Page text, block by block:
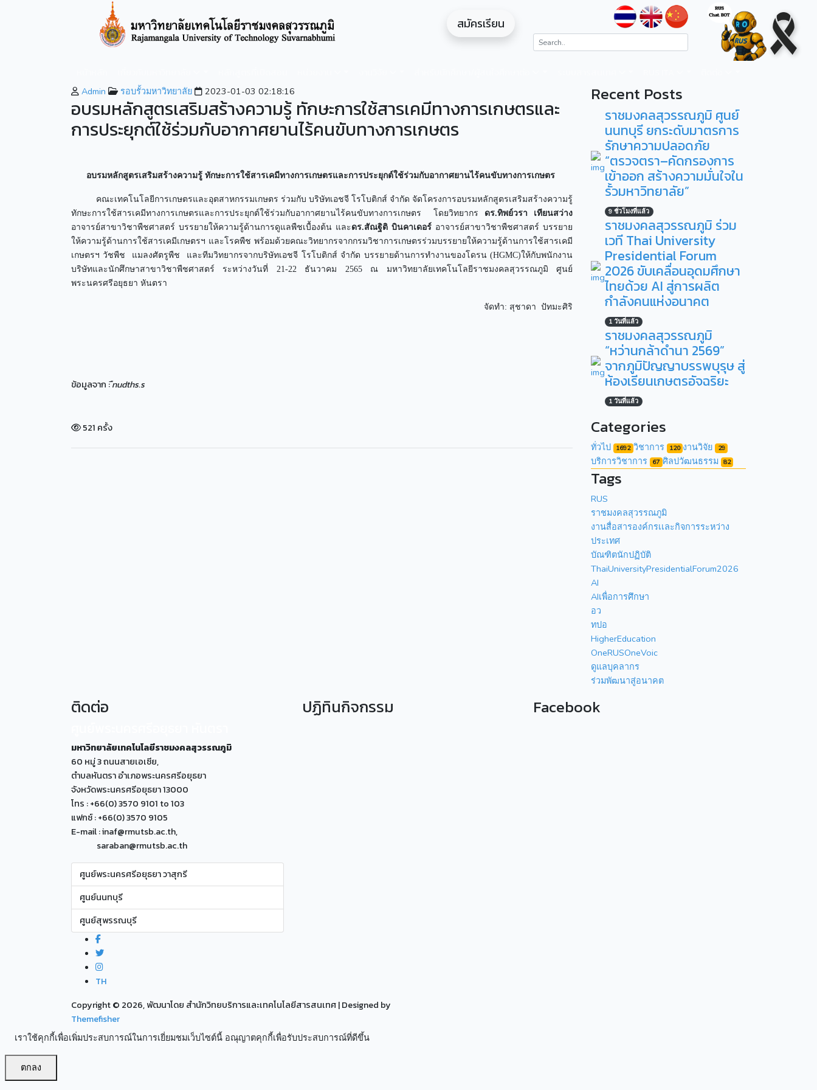
สมัครเรียน
Admin รอบรั้วมหาวิทยาลัย 2023-01-03 02:18:16
อบรมหลักสูตรเสริมสร้างความรู้ ทักษะการใช้สารเคมีทางการเกษตรและ
การประยุกต์ใช้ร่วมกับอากาศยานไร้คนขับทางการเกษตร
อบรมหลักสูตรเสริมสร้างความรู้ ทักษะการใช้สารเคมีทางการเกษตรและการประยุกต์ใช้ร่วมกับอากาศยานไร้คนขับทางการเกษตร
คณะเทคโนโลยีการเกษตรและอุตสาหกรรมเกษตร ร่วมกับ บริษัทเอชจี โรโบติกส์ จำกัด จัดโครงการอบรมหลักสูตรเสริมสร้างความรู้
ทักษะการใช้สารเคมีทางการเกษตรและการประยุกต์ใช้ร่วมกับอากาศยานไร้คนขับทางการเกษตร โดยวิทยากร ดร.ทิพย์วรา เทียนสว่าง
อาจารย์สาขาวิชาพืชศาสตร์ บรรยายให้ความรู้ด้านการดูแลพืชเบื้องต้น และดร.สัณฐิติ บินคาเดอร์ อาจารย์สาขาวิชาพืชศาสตร์ บรรยาย
ให้ความรู้ด้านการใช้สารเคมีเกษตรฯ และโรคพืช พร้อมด้วยคณะวิทยากรจากกรมวิชาการเกษตรร่วมบรรยายให้ความรู้ด้านการใช้สารเคมี
เกษตรฯ วัชพืช แมลงศัตรูพืช และทีมวิทยากรจากบริษัทเอชจี โรโบติกส์ จำกัด บรรยายด้านการทำงานของโดรน (HGMC)ให้กับพนักงาน
บริษัทและนักศึกษาสาขาวิชาพืชศาสตร์ ระหว่างวันที่ 21-22 ธันวาคม 2565 ณ มหาวิทยาลัยเทคโนโลยีราชมงคลสุวรรณภูมิ ศูนย์
พระนครศรีอยุธยา หันตรา
จัดทำ: สุชาดา ปัทมะศิริ
ข้อมูลจาก :ืnudths.s
521 ครั้ง
Recent Posts
ราชมงคลสุวรรณภูมิ ศูนย์
นนทบุรี ยกระดับมาตรการ
รักษาความปลอดภัย
“ตรวจตรา–คัดกรองการ
เข้าออก สร้างความมั่นใจใน
รั้วมหาวิทยาลัย”
9 ชั่วโมงที่แล้ว
ราชมงคลสุวรรณภูมิ ร่วม
เวที Thai University
Presidential Forum
2026 ขับเคลื่อนอุดมศึกษา
ไทยด้วย AI สู่การผลิต
กำลังคนแห่งอนาคต
1 วันที่แล้ว
ราชมงคลสุวรรณภูมิ
“หว่านกล้าดำนา 2569”
จากภูมิปัญญาบรรพบุรุษ สู่
ห้องเรียนเกษตรอัจฉริยะ
1 วันที่แล้ว
Categories
ทั่วไป 1692 วิชาการ 120 งานวิจัย 29
บริการวิชาการ 67 ศิลปวัฒนธรรม 82
Tags
RUS
ราชมงคลสุวรรณภูมิ
งานสื่อสารองค์กรเเละกิจการระหว่าง
ประเทศ
บัณฑิตนักปฏิบัติ
ThaiUniversityPresidentialForum2026
AI
AIเพื่อการศึกษา
อว
ทปอ
HigherEducation
OneRUSOneVoic
ดูแลบุคลากร
ร่วมพัฒนาสู่อนาคต
ติดต่อ
มหาวิทยาลัยเทคโนโลยีราชมงคลสุวรรณภูมิ
60 หมู่ 3 ถนนสายเอเซีย,
ตำบลหันตรา อำเภอพระนครศรีอยุธยา
จังหวัดพระนครศรีอยุธยา 13000
โทร : +66(0) 3570 9101 to 103
แฟกซ์ : +66(0) 3570 9105
E-mail : inaf@rmutsb.ac.th,
saraban@rmutsb.ac.th
ศูนย์พระนครศรีอยุธยา วาสุกรี
ศูนย์นนทบุรี
ศูนย์สุพรรณบุรี
TH
ปฏิทินกิจกรรม Facebook
Copyright © 2026, พัฒนาโดย สำนักวิทยบริการและเทคโนโลยีสารสนเทศ| Designed by
Themefisher
เราใช้คุกกี้เพื่อเพิ่มประสบการณ์ในการเยี่ยมชมเว็บไซต์นี้ อณุญาตคุกกี้เพื่อรับประสบการณ์ที่ดีขึ้น
ตกลง